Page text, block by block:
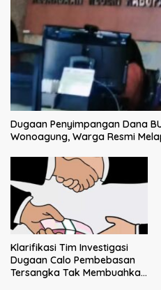
Dugaan Penyimpangan Dana
Wonoagung, Warga Resmi
Klarifikasi Tim Investigasi
Dugaan Calo Pembebasan
Tersangka Tak Membuahkan